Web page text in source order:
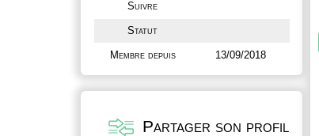
Suivre
Statut
Membre depuis 13/09/2018
Partager son profil